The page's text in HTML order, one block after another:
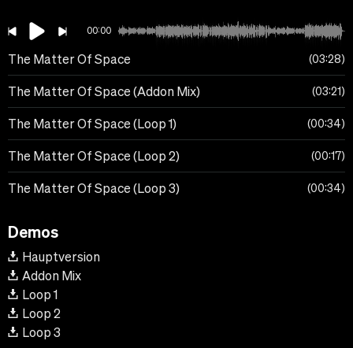
00:00
The Matter Of Space 03:28
The Matter Of Space (Addon Mix) 03:21
The Matter Of Space (Loop 1) 00:34
The Matter Of Space (Loop 2) 00:17
The Matter Of Space (Loop 3) 00:34
Demos
Hauptversion
Addon Mix
Loop 1
Loop 2
Loop 3